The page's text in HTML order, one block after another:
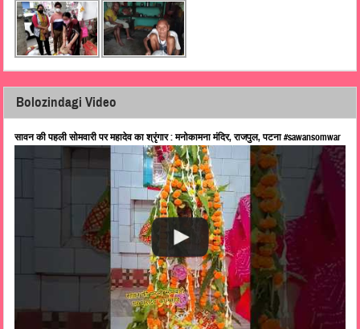
Bolozindagi Video
सावन की पहली सोमवारी पर महादेव का श्रृंगार : मनोकामना मंदिर, राजपुल, पटना #sawansomwar